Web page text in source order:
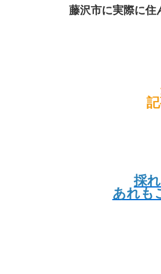
藤沢市に実際に住
採
あれも